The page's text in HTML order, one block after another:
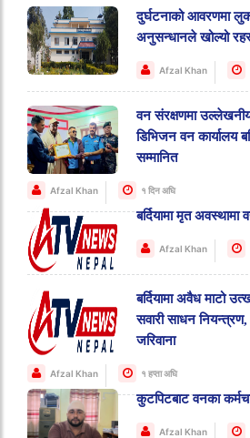
दुर्घटनाको आवरणमा
अनुसन्धानले खोल्यो
Afzal Khan
वन संरक्षणमा
डिभिजन वन कार्यालय
सम्मानित
Afzal Khan १ दिन अघि
बर्दियामा मृत
Afzal Khan
बर्दियामा अवैध माटो
सवारी साधन
जरिवाना
Afzal Khan १ हप्ता अघि
कुटपिटबाट वनका
Afzal Khan